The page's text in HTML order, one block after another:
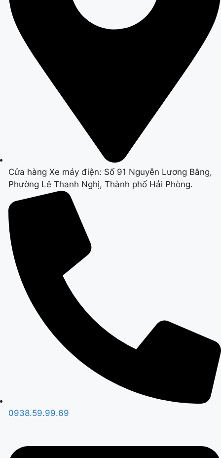
Cửa hàng Xe máy điện: Số 91 Nguyễn Lương Bằng,
Phường Lê Thanh Nghị, Thành phố Hải Phòng.
0938.59.99.69